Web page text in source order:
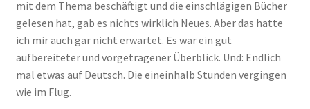
mit dem Thema beschäftigt und die einschlägigen Bücher
gelesen hat, gab es nichts wirklich Neues. Aber das hatte
ich mir auch gar nicht erwartet. Es war ein gut
aufbereiteter und vorgetragener Überblick. Und: Endlich
mal etwas auf Deutsch. Die eineinhalb Stunden vergingen
wie im Flug.